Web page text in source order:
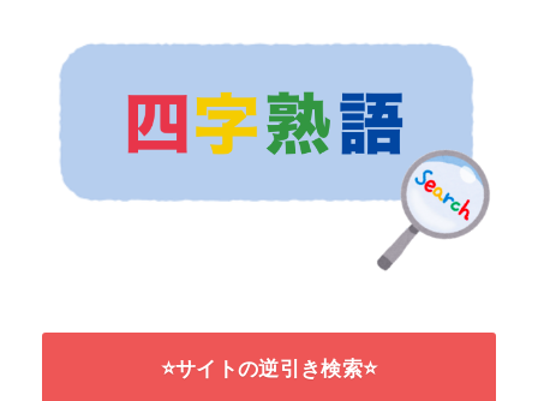
⭐サイトの逆引き検索⭐